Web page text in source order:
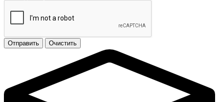
Отправить Очистить